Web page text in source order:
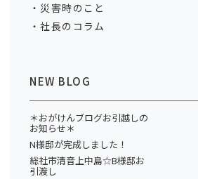
災害時のこと
社長のコラム
NEW BLOG
＊おがけんブログお引越しの
お知らせ＊
N様邸が完成しました！
総社市清音上中島☆B様邸お
引渡し